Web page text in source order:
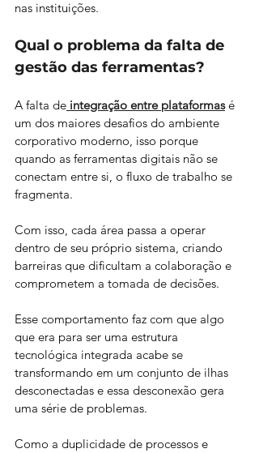
nas instituições.
Qual o problema da falta de
gestão das ferramentas?
A falta de integração entre plataformas é
um dos maiores desafios do ambiente
corporativo moderno, isso porque
quando as ferramentas digitais não se
conectam entre si, o fluxo de trabalho se
fragmenta.
Com isso, cada área passa a operar
dentro de seu próprio sistema, criando
barreiras que dificultam a colaboração e
comprometem a tomada de decisões.
Esse comportamento faz com que algo
que era para ser uma estrutura
tecnológica integrada acabe se
transformando em um conjunto de ilhas
desconectadas e essa desconexão gera
uma série de problemas.
Como a duplicidade de processos e